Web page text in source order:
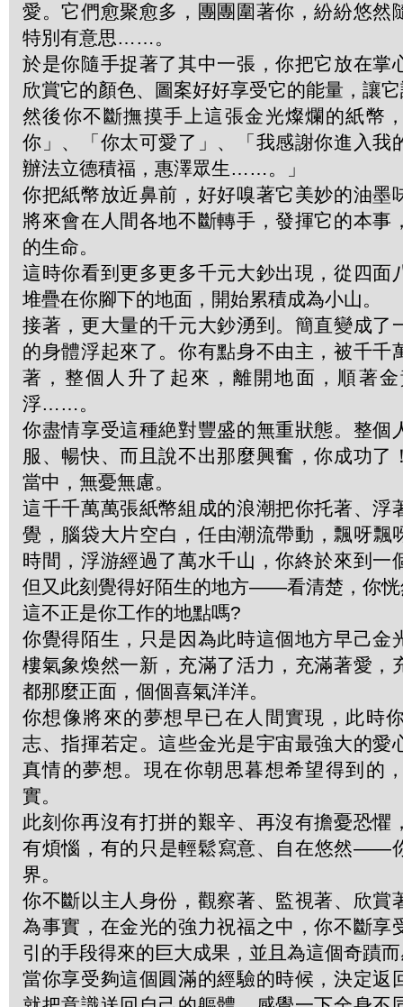
愛。它們愈聚愈多，團團圍著你，紛紛悠然
特別有意思……。
於是你隨手捉著了其中一張，你把它放在掌
欣賞它的顏色、圖案好好享受它的能量，讓
然後你不斷撫摸手上這張金光燦爛的紙幣
你」、「你太可愛了」、「我感謝你進入我
辦法立德積福，惠澤眾生……。」
你把紙幣放近鼻前，好好嗅著它美妙的油墨
將來會在人間各地不斷轉手，發揮它的本事
的生命。
這時你看到更多更多千元大鈔出現，從四面
堆疊在你腳下的地面，開始累積成為小山。
接著，更大量的千元大鈔湧到。簡直變成了
的身體浮起來了。你有點身不由主，被千千
著，整個人升了起來，離開地面，順著
浮……。
你盡情享受這種絶對豐盛的無重狀態。整個
服、暢快、而且說不出那麼興奮，你成功了
當中，無憂無慮。
這千千萬萬張紙幣組成的浪潮把你托著、浮
覺，腦袋大片空白，任由潮流帶動，飄呀
時間，浮游經過了萬水千山，你終於來到一
但又此刻覺得好陌生的地方——看清楚，你
這不正是你工作的地點嗎?
你覺得陌生，只是因為此時這個地方早己金
樓氣象煥然一新，充滿了活力，充滿著愛，
都那麼正面，個個喜氣洋洋。
你想像將來的夢想早已在人間實現，此時
志、指揮若定。這些金光是宇宙最強大的愛
真情的夢想。現在你朝思暮想希望得到的
實。
此刻你再沒有打拼的艱辛、再沒有擔憂恐懼
有煩惱，有的只是輕鬆寫意、自在悠然——
界。
你不斷以主人身份，觀察著、監視著、欣賞
為事實，在金光的強力祝福之中，你不斷享
引的手段得來的巨大成果，並且為這個奇蹟
當你享受夠這個圓滿的經驗的時候，決定返